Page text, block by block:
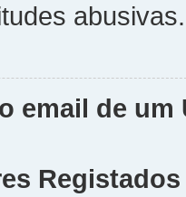
abusivas.
email de um
Registados